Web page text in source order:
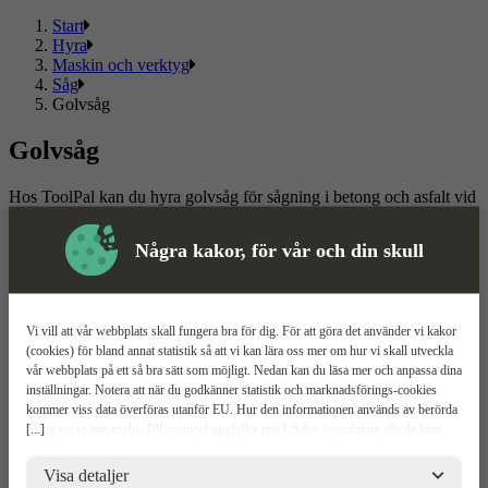
Några kakor, för vår och din skull
[...]
Vi vill att vår webbplats skall fungera bra för dig. För att göra det använder vi kakor
(cookies) för bland annat statistik så att vi kan lära oss mer om hur vi skall utveckla
vår webbplats på ett så bra sätt som möjligt. Nedan kan du läsa mer och anpassa dina
inställningar. Notera att när du godkänner statistik och marknadsförings-cookies
kommer viss data överföras utanför EU. Hur den informationen används av berörda
bolag vet vi inte exakt. Till exempel uppfyller inte USA:s lagstiftning alla de krav
risker för dina personuppgifter. De berörda bolagen måste lämna över uppgifter till
Visa detaljer
Start
Hyra
Maskin och verktyg
Såg
Golvsåg
Golvsåg
Hos ToolPal kan du hyra golvsåg för sågning i betong och asfalt vid
kapa hårda i hårda material exempelvis vid markarbete, rördragning
och reparationer. Boka dina maskiner smidigt online med flexibel
uthyrning. Snabb leverans direkt till din arbetsplats.
Om ToolPal
Om oss
5 enkla steg
Boka demo